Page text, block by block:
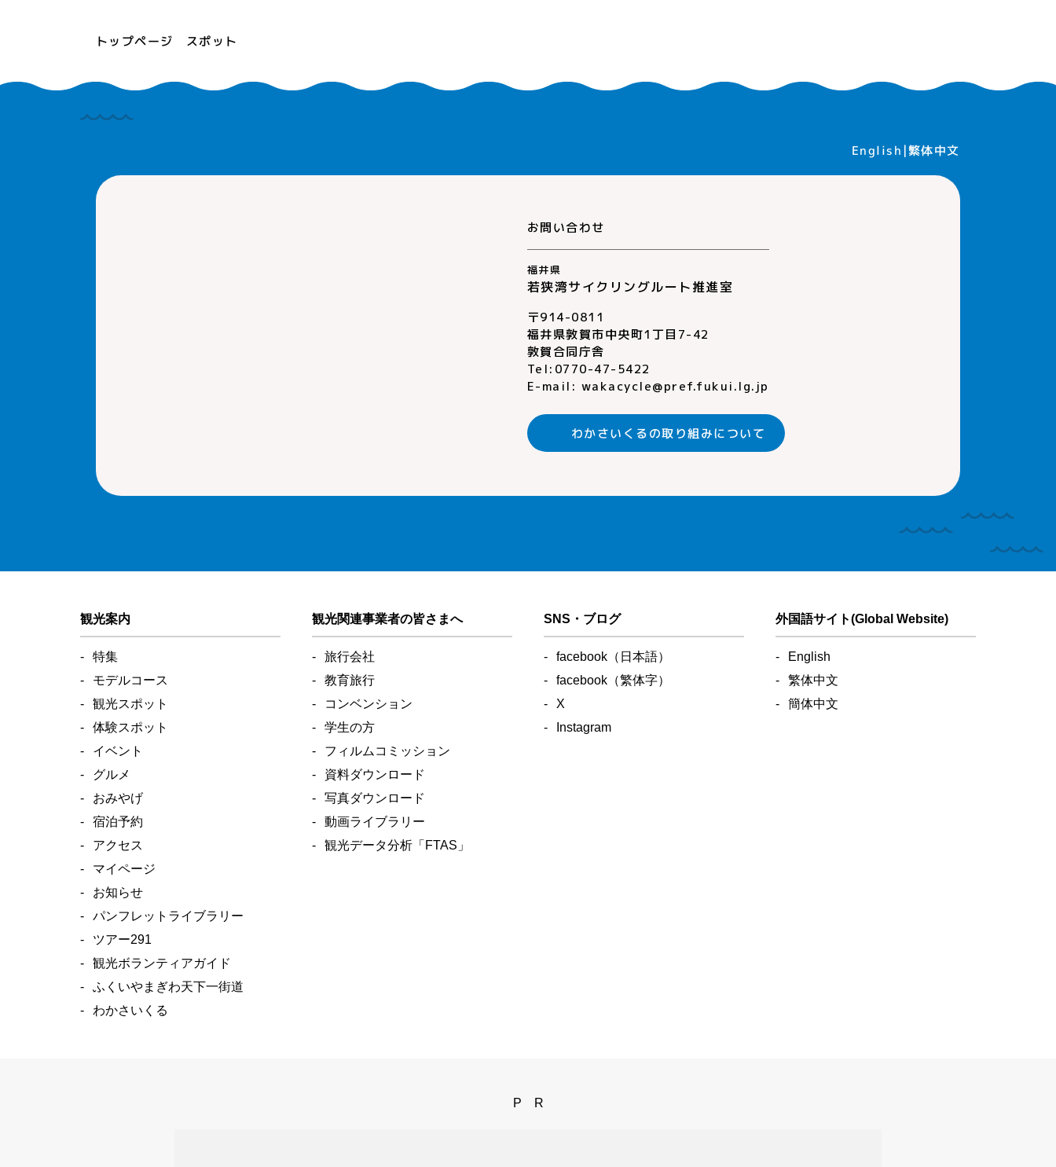
トップページ スポット
お問い合わせ
福井県
若狭湾サイクリングルート推進室
〒914-0811
福井県敦賀市中央町1丁目7-42
敦賀合同庁舎
Tel:0770-47-5422
E-mail: wakacycle@pref.fukui.lg.jp
わかさいくるの取り組みについて
English 繁体中文
観光案内
特集
モデルコース
観光スポット
体験スポット
イベント
グルメ
おみやげ
宿泊予約
アクセス
マイページ
お知らせ
パンフレットライブラリー
ツアー291
観光ボランティアガイド
ふくいやまぎわ天下一街道
わかさいくる
観光関連事業者の皆さまへ
旅行会社
教育旅行
コンベンション
学生の方
フィルムコミッション
資料ダウンロード
写真ダウンロード
動画ライブラリー
観光データ分析 「FTAS」
SNS・ブログ
facebook（日本語）
facebook（繁体字）
X
Instagram
外国語サイト(Global Website)
English
繁体中文
簡体中文
PR